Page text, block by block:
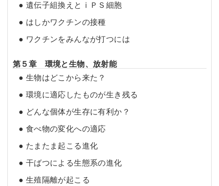
● 遺伝子組換えとⅰＰＳ細胞
● はしかワクチンの接種
● ワクチンをみんなが打つには
第５章 環境と生物、放射能
● 生物はどこから来た？
● 環境に適応したものが生き残る
● どんな個体が生存に有利か？
● 食べ物の変化への適応
● たまたま起こる進化
● 干ばつによる生態系の進化
● 生殖隔離が起こる